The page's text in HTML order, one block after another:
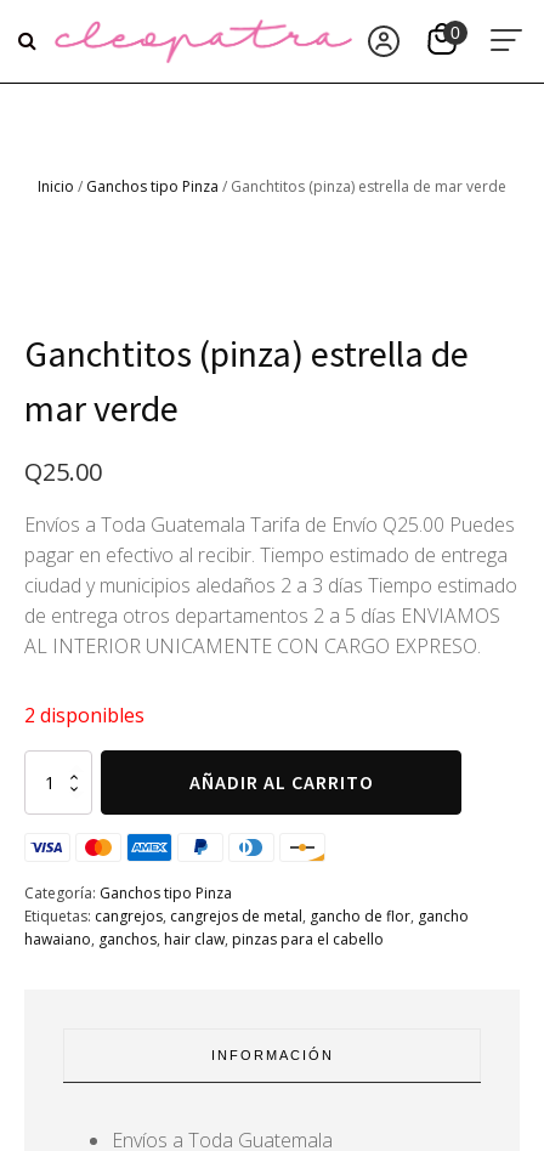
Inicio / Ganchos tipo Pinza / Ganchtitos (pinza) estrella de mar verde
Ganchtitos (pinza) estrella de
mar verde
Q25.00
Envíos a Toda Guatemala Tarifa de Envío Q25.00 Puedes
pagar en efectivo al recibir. Tiempo estimado de entrega
ciudad y municipios aledaños 2 a 3 días Tiempo estimado
de entrega otros departamentos 2 a 5 días ENVIAMOS
AL INTERIOR UNICAMENTE CON CARGO EXPRESO.
2 disponibles
Ganchtitos
(pinza)
estrella
de
verde
cantidad
AÑADIR AL CARRITO
Categoría: Ganchos tipo Pinza
Etiquetas: cangrejos, cangrejos de metal, gancho de flor, gancho
hawaiano, ganchos, hair claw, pinzas para el cabello
INFORMACIÓN
Envíos a Toda Guatemala